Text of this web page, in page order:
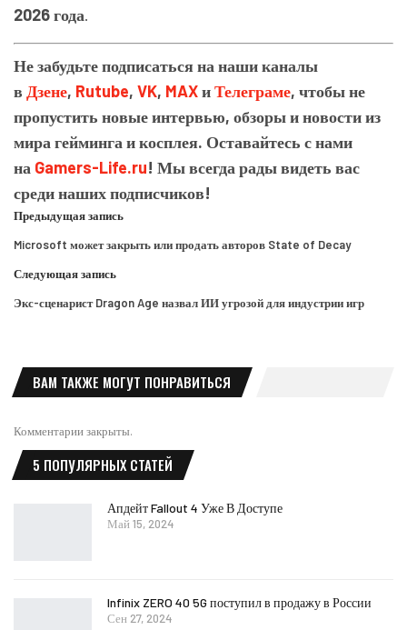
2026 года.
Не забудьте подписаться на наши каналы
в Дзене, Rutube, VK, MAXиТелеграме, чтобы не
пропустить новые интервью, обзоры и новости из
мира гейминга и косплея. Оставайтесь с нами
на Gamers-Life.ru! Мы всегда рады видеть вас
среди наших подписчиков!
Предыдущая запись
Microsoft может закрыть или продать авторов State of Decay
Следующая запись
Экс-сценарист Dragon Age назвал ИИ угрозой для индустрии игр
ВАМ ТАКЖЕ МОГУТ ПОНРАВИТЬСЯ
Комментарии закрыты.
5 ПОПУЛЯРНЫХ СТАТЕЙ
Апдейт Fallout 4 Уже В Доступе
Май 15, 2024
Infinix ZERO 40 5G поступил в продажу в России
Сен 27, 2024